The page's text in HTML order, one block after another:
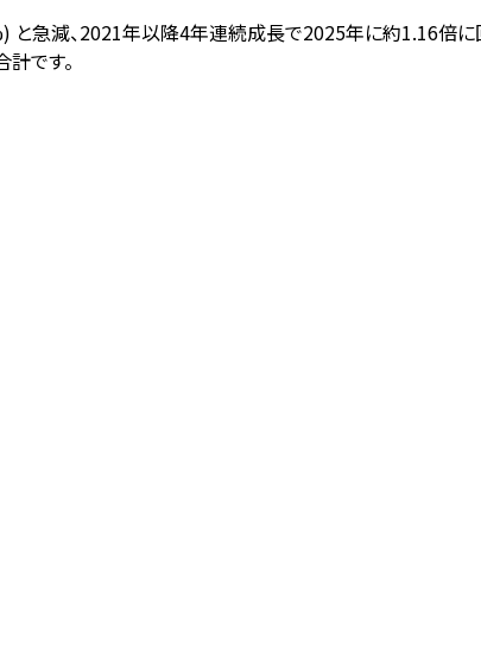
減、2021年以降4年連続成長で2025年に約1.16倍に
です。